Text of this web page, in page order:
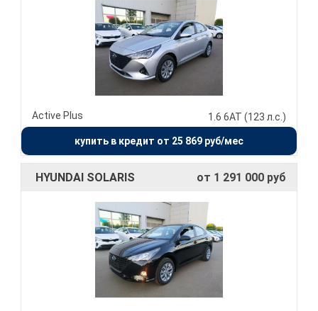
Active Plus 1.6 6АТ (123 л.с.)
купить в кредит от 25 869 руб/мес
HYUNDAI SOLARIS от 1 291 000 руб